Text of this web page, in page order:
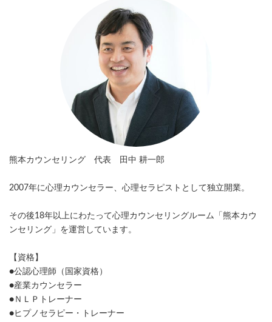
熊本カウンセリング 代表 田中 耕一郎
2007年に心理カウンセラー、心理セラピストとして独立開業。
その後18年以上にわたって心理カウンセリングルーム「熊本カウ
ンセリング」を運営しています。
【資格】
●公認心理師（国家資格）
●産業カウンセラー
●ＮＬＰトレーナー
●ヒプノセラピー・トレーナー